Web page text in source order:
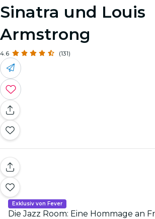
Sinatra und Louis
Armstrong
4.6 (131)
Exklusiv von Fever
Die Jazz Room: Eine Hommage an